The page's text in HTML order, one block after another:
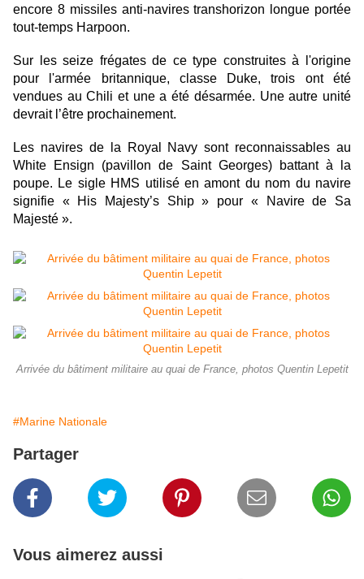
encore 8 missiles anti-navires transhorizon longue portée
tout-temps Harpoon.
Sur les seize frégates de ce type construites à l'origine
pour l'armée britannique, classe Duke, trois ont été
vendues au Chili et une a été désarmée. Une autre unité
devrait l’être prochainement.
Les navires de la Royal Navy sont reconnaissables au
White Ensign (pavillon de Saint Georges) battant à la
poupe. Le sigle HMS utilisé en amont du nom du navire
signifie « His Majesty’s Ship » pour « Navire de Sa
Majesté ».
Arrivée du bâtiment militaire au quai de France, photos Quentin Lepetit
#Marine Nationale
Partager
Vous aimerez aussi